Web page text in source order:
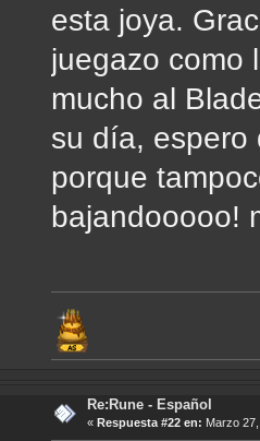
esta joya.
juegazo como
mucho al
su día, espero
porque
bajandooooo!
Re:Rune - Español
« Respuesta #22 en: Marzo